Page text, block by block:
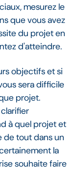
mesurez le
que vous avez
du projet en
d'atteindre.
objectifs et si
sera difficile
projet.
à quel projet et
de tout dans un
la
souhaite faire